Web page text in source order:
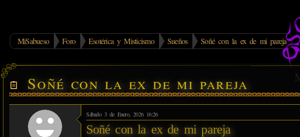
MiSabueso Foro Esotérica y Misticismo Sueños Soñé con la ex de mi pareja
Soñé con la ex de mi pareja
Sábado 3 de Enero, 2026 16:26
Soñé con la ex de mi pareja